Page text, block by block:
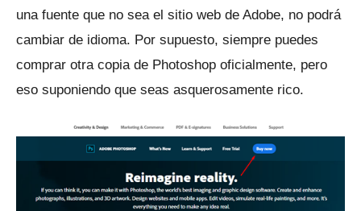
una fuente que no sea el sitio web de Adobe, no podrá
cambiar de idioma. Por supuesto, siempre puedes
comprar otra copia de Photoshop oficialmente, pero
eso suponiendo que seas asquerosamente rico.